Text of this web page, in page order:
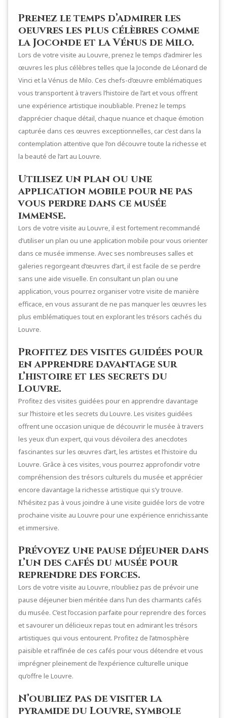
Prenez le temps d’admirer les
oeuvres les plus célèbres comme
la Joconde et la Vénus de Milo.
Lors de votre visite au Louvre, prenez le temps d’admirer les
œuvres les plus célèbres telles que la Joconde de Léonard de
Vinci et la Vénus de Milo. Ces chefs-d’œuvre emblématiques
vous transportent à travers l’histoire de l’art et vous offrent
une expérience artistique inoubliable. Prenez le temps
d’apprécier chaque détail, chaque nuance et chaque émotion
capturée dans ces œuvres exceptionnelles, car c’est dans la
contemplation attentive que l’on découvre toute la richesse et
la beauté de l’art au Louvre.
Utilisez un plan ou une
application mobile pour ne pas
vous perdre dans ce musée
immense.
Lors de votre visite au Louvre, il est fortement recommandé
d’utiliser un plan ou une application mobile pour vous orienter
dans ce musée immense. Avec ses nombreuses salles et
galeries regorgeant d’œuvres d’art, il est facile de se perdre
sans une aide visuelle. En consultant un plan ou une
application, vous pourrez organiser votre visite de manière
efficace, en vous assurant de ne pas manquer les œuvres les
plus emblématiques tout en explorant les trésors cachés du
Louvre.
Profitez des visites guidées pour
en apprendre davantage sur
l’histoire et les secrets du
Louvre.
Profitez des visites guidées pour en apprendre davantage
sur l’histoire et les secrets du Louvre. Les visites guidées
offrent une occasion unique de découvrir le musée à travers
les yeux d’un expert, qui vous dévoilera des anecdotes
fascinantes sur les œuvres d’art, les artistes et l’histoire du
Louvre. Grâce à ces visites, vous pourrez approfondir votre
compréhension des trésors culturels du musée et apprécier
encore davantage la richesse artistique qui s’y trouve.
N’hésitez pas à vous joindre à une visite guidée lors de votre
prochaine visite au Louvre pour une expérience enrichissante
et immersive.
Prévoyez une pause déjeuner dans
l’un des cafés du musée pour
reprendre des forces.
Lors de votre visite au Louvre, n’oubliez pas de prévoir une
pause déjeuner bien méritée dans l’un des charmants cafés
du musée. C’est l’occasion parfaite pour reprendre des forces
et savourer un délicieux repas tout en admirant les trésors
artistiques qui vous entourent. Profitez de l’atmosphère
paisible et raffinée de ces cafés pour vous détendre et vous
imprégner pleinement de l’expérience culturelle unique
qu’offre le Louvre.
N’oubliez pas de visiter la
pyramide du Louvre, symbole